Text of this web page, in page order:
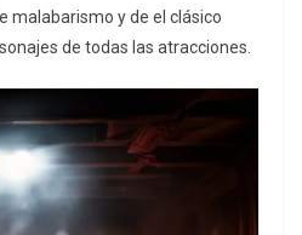
malabarismo y de el clásico
de todas las atracciones.